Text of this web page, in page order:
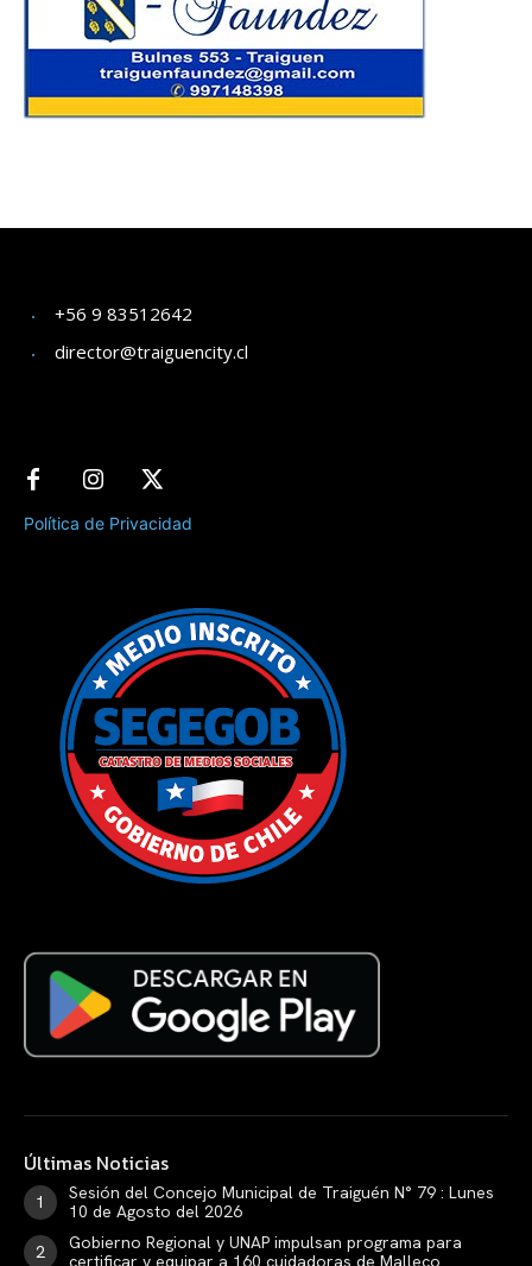
+56 9 83512642
director@traiguencity.cl
Política de Privacidad
Últimas Noticias
Sesión del Concejo Municipal de Traiguén N° 79 : Lunes
10 de Agosto del 2026
Gobierno Regional y UNAP impulsan programa para
certificar y equipar a 160 cuidadoras de Malleco